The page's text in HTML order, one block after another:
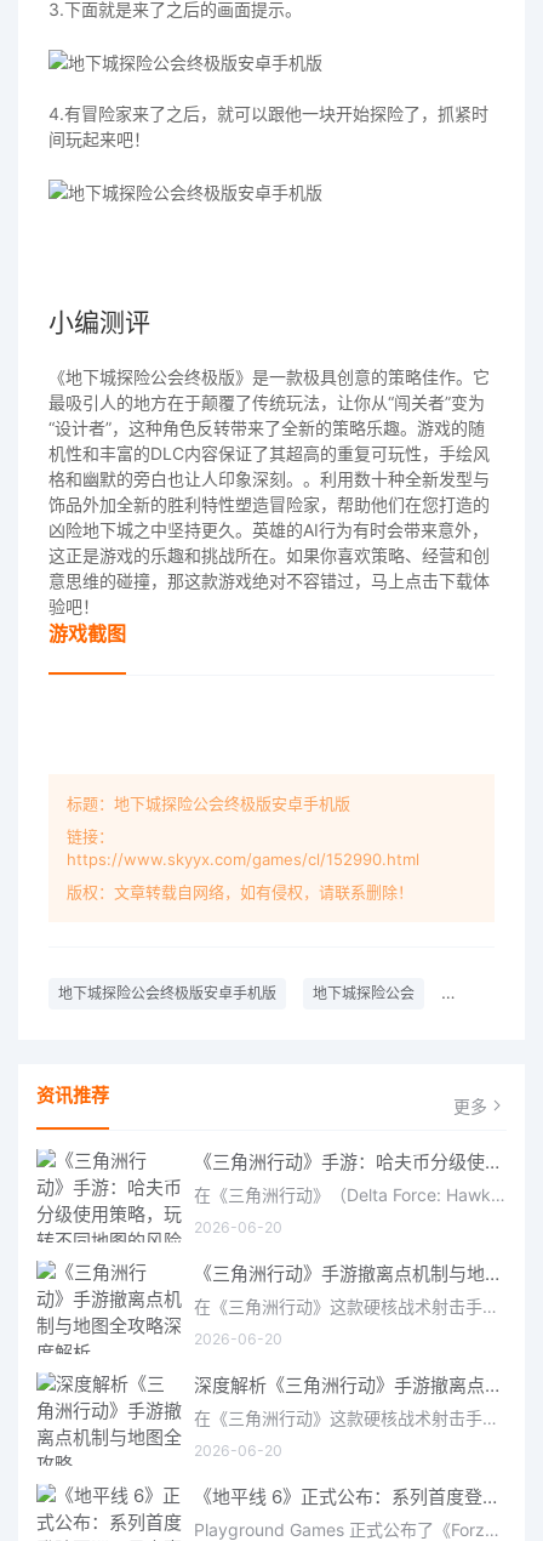
3.下面就是来了之后的画面提示。
4.有冒险家来了之后，就可以跟他一块开始探险了，抓紧时
间玩起来吧！
小编测评
《地下城探险公会终极版》是一款极具创意的策略佳作。它
最吸引人的地方在于颠覆了传统玩法，让你从“闯关者”变为
“设计者”，这种角色反转带来了全新的策略乐趣。游戏的随
机性和丰富的DLC内容保证了其超高的重复可玩性，手绘风
格和幽默的旁白也让人印象深刻。。利用数十种全新发型与
饰品外加全新的胜利特性塑造冒险家，帮助他们在您打造的
凶险地下城之中坚持更久。英雄的AI行为有时会带来意外，
这正是游戏的乐趣和挑战所在。如果你喜欢策略、经营和创
意思维的碰撞，那这款游戏绝对不容错过，马上点击下载体
验吧！
游戏截图
标题：地下城探险公会终极版安卓手机版
链接：
https://www.skyyx.com/games/cl/152990.html
版权：文章转载自网络，如有侵权，请联系删除！
地下城探险公会终极版安卓手机版 地下城探险公会 策略游戏
资讯推荐 更多
《三角洲行动》手游：哈夫币分级使用策略，玩转不同地图的风险与回报
在《三角洲行动》（Delta Force: Hawk Ops）“烽火地带”模式中，地图被划分为“普通”、“机密”和“绝密”三个
2026-06-20
《三角洲行动》手游撤离点机制与地图全攻略深度解析
在《三角洲行动》这款硬核战术射击手游中，撤离是每位干员行动的核心目标。无论你在战场中搜刮了多少高价值物
2026-06-20
深度解析《三角洲行动》手游撤离点机制与地图全攻略
在《三角洲行动》这款硬核战术射击手游中，撤离是每位干员行动的核心目标。无论你在战场中搜刮了多少高价值物
2026-06-20
《地平线 6》正式公布：系列首度登陆亚洲，日本嘉年华即将启幕
Playground Games 正式公布了《Forza Horizon 6》，这次备受赞誉的地平线嘉年华将首次驶入亚洲，落户日本。玩家